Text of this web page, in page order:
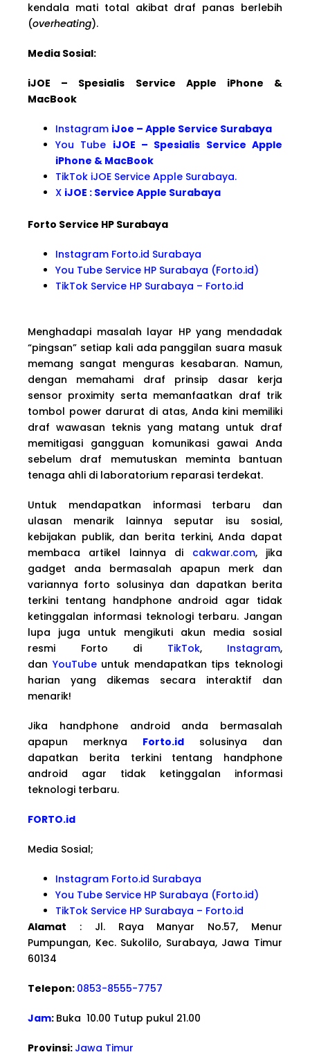
kendala mati total akibat draf panas berlebih
(overheating).
Media Sosial:
iJOE – Spesialis Service Apple iPhone &
MacBook
Instagram iJoe – Apple Service Surabaya
You Tube iJOE – Spesialis Service Apple
iPhone & MacBook
TikTok iJOE Service Apple Surabaya.
X iJOE : Service Apple Surabaya
Forto Service HP Surabaya
Instagram Forto.id Surabaya
You Tube Service HP Surabaya (Forto.id)
TikTok Service HP Surabaya – Forto.id
Menghadapi masalah layar HP yang mendadak
“pingsan” setiap kali ada panggilan suara masuk
memang sangat menguras kesabaran. Namun,
dengan memahami draf prinsip dasar kerja
sensor proximity serta memanfaatkan draf trik
tombol power darurat di atas, Anda kini memiliki
draf wawasan teknis yang matang untuk draf
memitigasi gangguan komunikasi gawai Anda
sebelum draf memutuskan meminta bantuan
tenaga ahli di laboratorium reparasi terdekat.
Untuk mendapatkan informasi terbaru dan
ulasan menarik lainnya seputar isu sosial,
kebijakan publik, dan berita terkini, Anda dapat
membaca artikel lainnya di cakwar.com, jika
gadget anda bermasalah apapun merk dan
variannya forto solusinya dan dapatkan berita
terkini tentang handphone android agar tidak
ketinggalan informasi teknologi terbaru. Jangan
lupa juga untuk mengikuti akun media sosial
resmi Forto di TikTok, Instagram,
dan YouTubeuntuk mendapatkan tips teknologi
harian yang dikemas secara interaktif dan
menarik!
Jika handphone android anda bermasalah
apapun merknya Forto.id solusinya dan
dapatkan berita terkini tentang handphone
android agar tidak ketinggalan informasi
teknologi terbaru.
FORTO.id
Media Sosial;
Instagram Forto.id Surabaya
You Tube Service HP Surabaya (Forto.id)
TikTok Service HP Surabaya – Forto.id
Alamat : Jl. Raya Manyar No.57, Menur
Pumpungan, Kec. Sukolilo, Surabaya, Jawa Timur
60134
Telepon: 0853-8555-7757
Jam: Buka 10.00 Tutup pukul 21.00
Provinsi: Jawa Timur